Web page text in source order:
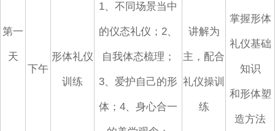
第一
天
下午
形体礼仪
训练
1、不同场景当中
的仪态礼仪；2、
自我体态梳理；
3、爱护自己的形
体；4、身心合一
讲解为
主，配合
礼仪操训
练
掌握形体
礼仪基础
知识
和形体塑
造方法